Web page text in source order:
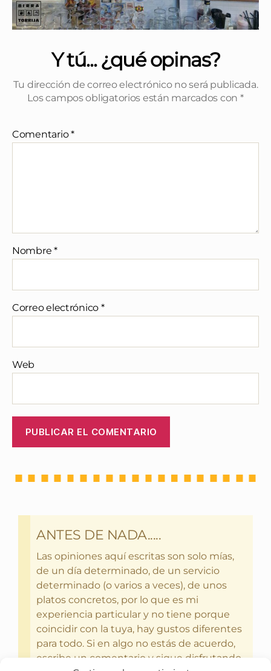
Y tú... ¿qué opinas?
Tu dirección de correo electrónico no será publicada.
Los campos obligatorios están marcados con *
Comentario*
Nombre*
Correo electrónico *
Web
ANTES DE NADA.....
Las opiniones aquí escritas son solo mías,
de un día determinado, de un servicio
determinado (o varios a veces), de unos
platos concretos, por lo que es mi
experiencia particular y no tiene porque
coincidir con la tuya, hay gustos diferentes
para todo. Si en algo no estás de acuerdo,
escribe un comentario y sigue disfrutando